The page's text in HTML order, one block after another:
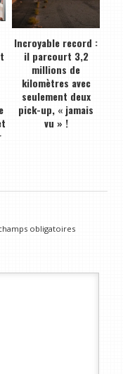
Incroyable record :
il parcourt 3,2
millions de
kilomètres avec
seulement deux
pick-up, « jamais
vu » !
obligatoires